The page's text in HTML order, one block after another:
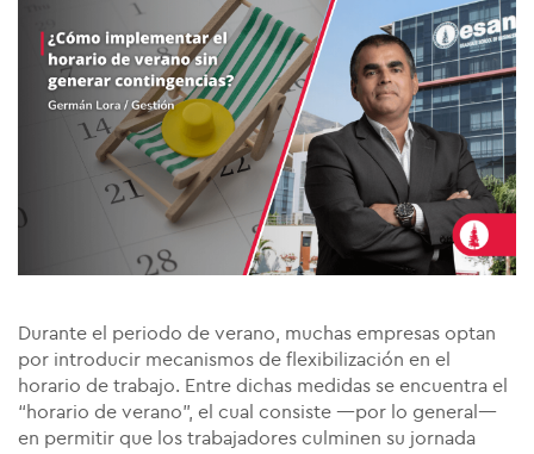
Durante el periodo de verano, muchas empresas optan
por introducir mecanismos de flexibilización en el
horario de trabajo. Entre dichas medidas se encuentra el
“horario de verano”, el cual consiste —por lo general—
en permitir que los trabajadores culminen su jornada